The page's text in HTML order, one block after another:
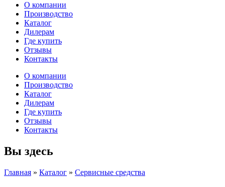
О компании
Производство
Каталог
Дилерам
Где купить
Отзывы
Контакты
О компании
Производство
Каталог
Дилерам
Где купить
Отзывы
Контакты
Вы здесь
Главная » Каталог » Сервисные средства